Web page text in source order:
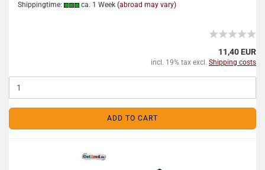
Shippingtime:
ca. 1 Week (abroad may vary)
11,40 EUR
incl. 19% tax excl. Shipping costs
ADD TO CART